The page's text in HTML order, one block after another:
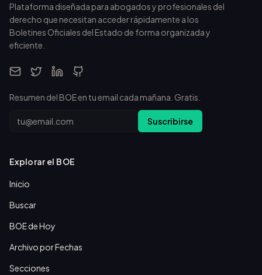
Plataforma diseñada para abogados y profesionales del
derecho que necesitan acceder rápidamente a los
Boletines Oficiales del Estado de forma organizada y
eficiente.
Resumen del BOE en tu email cada mañana. Gratis.
Email Suscribirse
Explorar el BOE
Inicio
Buscar
BOE de Hoy
Archivo por Fechas
Secciones